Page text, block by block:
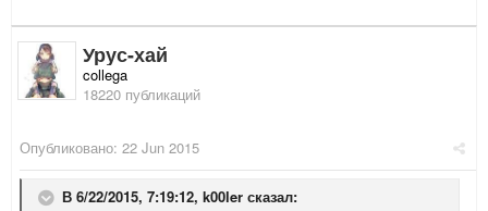
Урус-хай
collega
18220 публикаций
Опубликовано: 22 Jun 2015
В 6/22/2015, 7:19:12, k00ler сказал: